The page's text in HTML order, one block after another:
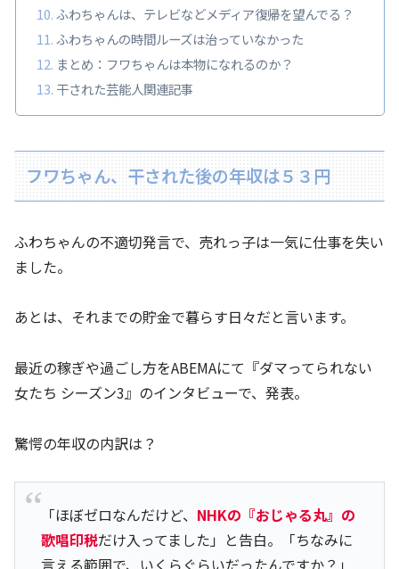
ふわちゃんは、テレビなどメディア復帰を望んでる？
ふわちゃんの時間ルーズは治っていなかった
まとめ：フワちゃんは本物になれるのか？
干された芸能人関連記事
フワちゃん、干された後の年収は５３円
ふわちゃんの不適切発言で、売れっ子は一気に仕事を失い
ました。
あとは、それまでの貯金で暮らす日々だと言います。
最近の稼ぎや過ごし方をABEMAにて『ダマってられない
女たち シーズン3』のインタビューで、発表。
驚愕の年収の内訳は？
「ほぼゼロなんだけど、 NHKの『おじゃる丸』の
歌唱印税だけ入ってました」と告白。「ちなみに
言える範囲で、いくらぐらいだったんですか？」